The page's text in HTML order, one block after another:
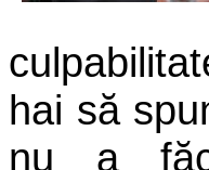
hai să
nu a